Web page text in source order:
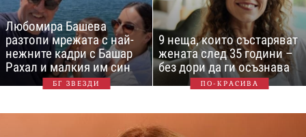
Любомира Башева
разтопи мрежата с най-
нежните кадри с Башар
Рахал и малкия им син
БГ ЗВЕЗДИ
9 неща, които състаряват
жената след 35 години –
без дори да ги осъзнава
ПО-КРАСИВА